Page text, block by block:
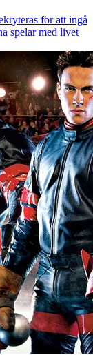
för att ingå
spelar med livet